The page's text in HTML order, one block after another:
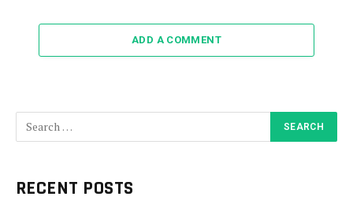
ADD A COMMENT
RECENT POSTS